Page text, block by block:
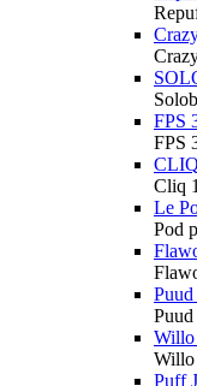
FPS
FPS
Cliq
Le
Pod
Puud
Willo
Willo
Puff